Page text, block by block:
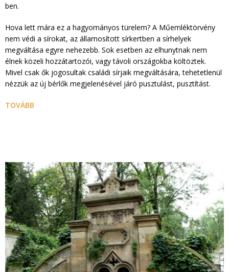
ben.
Hova lett mára ez a hagyományos türelem? A Műemléktörvény
nem védi a sírokat, az államosított sírkertben a sírhelyek
megváltása egyre nehezebb. Sok esetben az elhunytnak nem
élnek közeli hozzátartozói, vagy távoli országokba költöztek.
Mivel csak ők jogosultak családi sírjaik megváltására, tehetetlenül
nézzük az új bérlők megjelenésével járó pusztulást, pusztítást.
TOVÁBB